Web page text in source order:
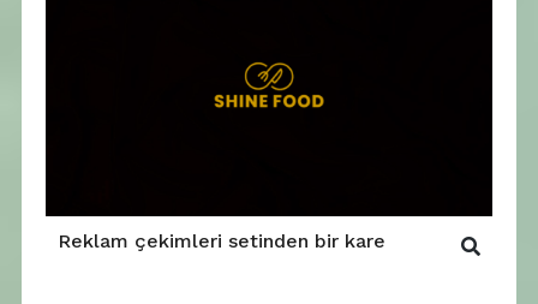
Reklam çekimleri setinden bir kare